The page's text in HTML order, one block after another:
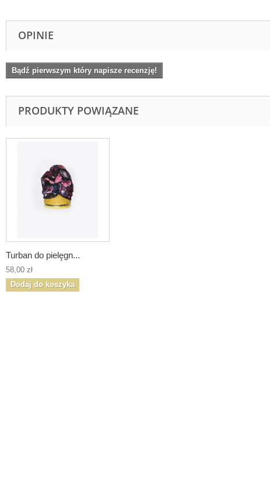
OPINIE
Bądź pierwszym który napisze recenzję!
PRODUKTY POWIĄZANE
Turban do pielęgn...
58,00 zł
Dodaj do koszyka